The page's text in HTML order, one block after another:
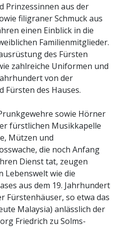
Prinzessinnen aus der
filigraner Schmuck aus
einen Einblick in die
Familienmitglieder.
des Fürsten
zahlreiche Uniformen und
von der
Fürsten des Hauses.
sowie Hörner
fürstlichen Musikkapelle
Mützen und
die noch Anfang
Dienst tat, zeugen
Lebenswelt wie die
aus dem 19. Jahrhundert
Fürstenhäuser, so etwa das
Malaysia) anlässlich der
Friedrich zu Solms-